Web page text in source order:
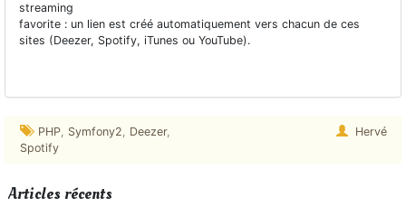
streaming
favorite : un lien est créé automatiquement vers chacun de ces
sites (Deezer, Spotify, iTunes ou YouTube).
PHP, Symfony2 Deezer,
Spotify
Hervé
Articles récents